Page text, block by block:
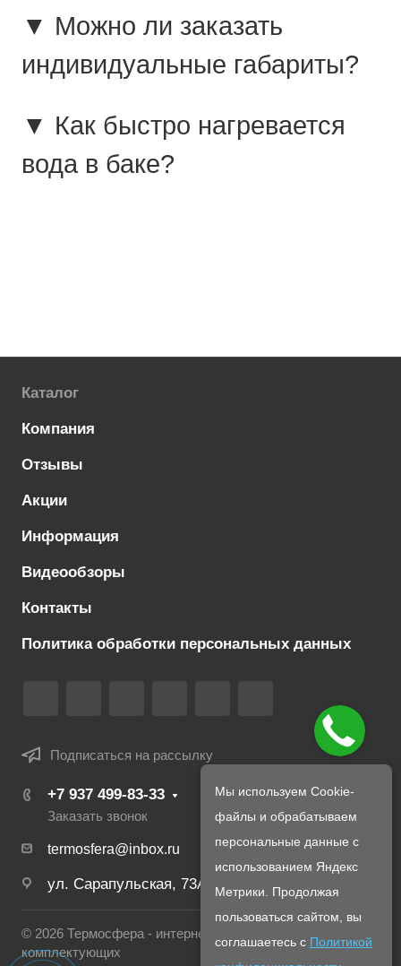
▼ Можно ли заказать
индивидуальные габариты?
▼ Как быстро нагревается
вода в баке?
Каталог
Компания
Отзывы
Акции
Информация
Видеообзоры
Контакты
Политика обработки персональных данных
Подписаться на рассылку
+7 937 499-83-33
Заказать звонок
termosfera@inbox.ru
ул. Сарапульская, 73А
© 2026 Термосфера - интернет магазин печей и
комплектующих
Мы используем Cookie-
файлы и обрабатываем
персональные данные с
использованием Яндекс
Метрики. Продолжая
пользоваться сайтом, вы
соглашаетесь с Политикой